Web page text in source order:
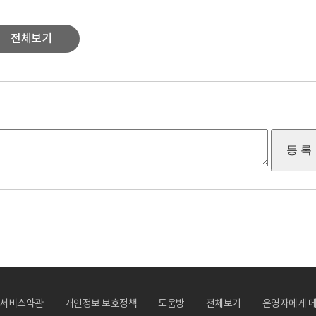
전체보기
서비스약관 개인정보 보호정책 도움방 전체보기 운영자에게